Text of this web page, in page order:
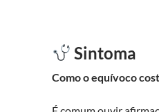
Sintoma
Como o equívoco